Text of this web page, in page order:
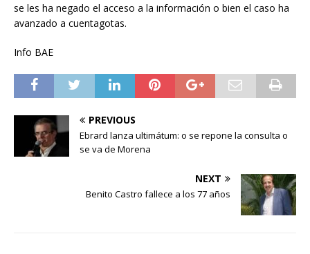
se les ha negado el acceso a la información o bien el caso ha
avanzado a cuentagotas.
Info BAE
PREVIOUS
Ebrard lanza ultimátum: o se repone la consulta o
se va de Morena
NEXT
Benito Castro fallece a los 77 años